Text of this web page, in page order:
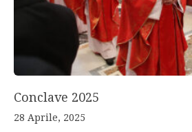
Conclave 2025
28 Aprile, 2025